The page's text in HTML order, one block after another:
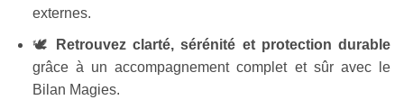
externes.
🕊️
Retrouvez clarté, sérénité et protection durable
grâce à un accompagnement complet et sûr avec le
Bilan Magies.